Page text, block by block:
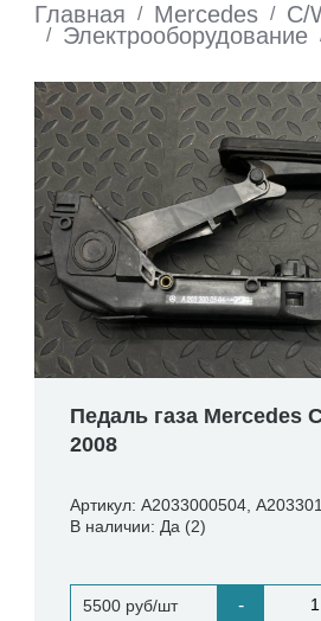
Главная / Mercedes / C/
/ Электрооборудование
Педаль газа Mercedes
2008
Артикул: A2033000504,
В наличии: Да (2)
5500 руб/шт -